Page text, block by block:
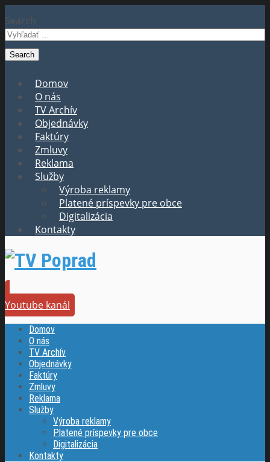
Search
Domov
O nás
TV Archív
Objednávky
Faktúry
Zmluvy
Reklama
Služby
Výroba reklamy
Platené príspevky pre obce
Digitalizácia
Kontakty
Youtube kanál
Domov
O nás
TV Archív
Objednávky
Faktúry
Zmluvy
Reklama
Služby
Výroba reklamy
Platené príspevky pre obce
Digitalizácia
Kontakty